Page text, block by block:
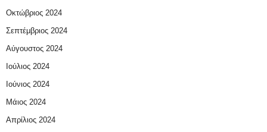
Οκτώβριος 2024
Σεπτέμβριος 2024
Αύγουστος 2024
Ιούλιος 2024
Ιούνιος 2024
Μάιος 2024
Απρίλιος 2024